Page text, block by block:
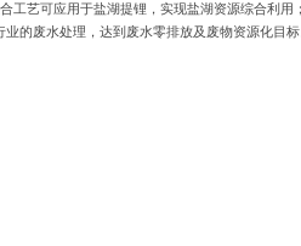
工艺可应用于盐湖提锂，实现盐湖资源综合利用
的废水处理，达到废水零排放及废物资源化目标